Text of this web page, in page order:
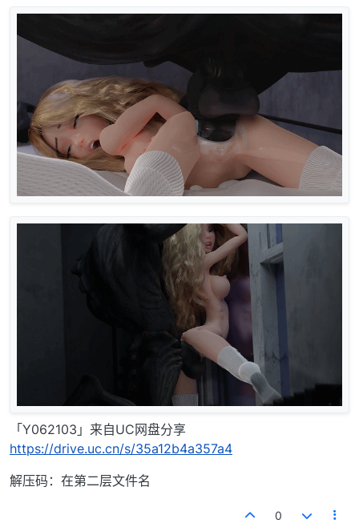
「Y062103」来自UC网盘分享
https://drive.uc.cn/s/35a12b4a357a4
解压码：在第二层文件名
0